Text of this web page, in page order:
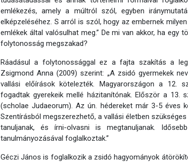
emlékezés, amely a múltról szól, egyben
elképzeléséhez. S arról is szól, hogy az embernek
emlékek által valósulhat meg.” De mi van akkor, ha egy
folytonosság megszakad?
Ráadásul a folytonossággal ez a fajta szakítás a
Zsigmond Anna (2009) szerint: „A zsidó gyermekek
vallási előírások kötelezték. Magyarországon a 12.
fogadtak gyerekeik mellé házitanítónak. Először a 13.
(scholae Judaeorum). Az ún. hédereket már 3-5 éves
Szentírásból megszerezhető, a vallási életben
tanuljanak, és írni-olvasni is megtanuljanak.
tanulmányozásával foglalkoztak.”
Géczi János is foglalkozik a zsidó hagyományok